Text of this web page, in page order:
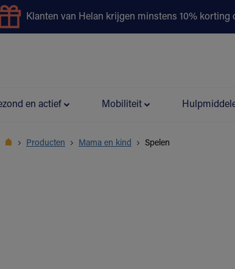
Klanten van Helan krijgen minstens 10% korting
en actief Mobiliteit
Producten Mama en kind Spelen